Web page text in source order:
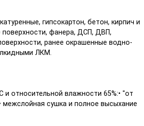
гипсокартон, бетон, кирпич и
поверхности, фанера, ДСП, ДВП,
ранее окрашенные водно-
ЛКМ.
и относительной влажности 65%:• "от
межслойная сушка и полное высыхание